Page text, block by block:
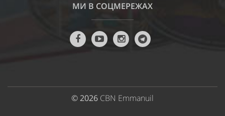
МИ В СОЦМЕРЕЖАХ
© 2026 CBN Emmanuil